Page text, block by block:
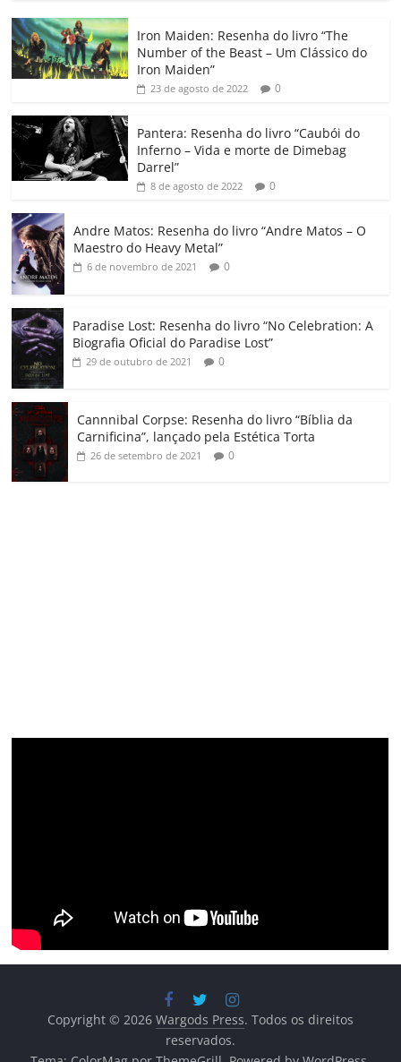
c
e
b
o
o
k
itt
er
at
s
A
p
e
dI
gl
e
Cl
a
ss
ro
o
p
y
Li
k
m
p
h
ar
Iron Maiden: Resenha do livro “The
Number of the Beast – Um Clássico do
Iron Maiden”
23 de agosto de 2022 0
Pantera: Resenha do livro “Caubói do
Inferno – Vida e morte de Dimebag
Darrel”
8 de agosto de 2022 0
Andre Matos: Resenha do livro “Andre Matos – O
Maestro do Heavy Metal”
6 de novembro de 2021 0
Paradise Lost: Resenha do livro “No Celebration: A
Biografia Oficial do Paradise Lost”
29 de outubro de 2021 0
Cannnibal Corpse: Resenha do livro “Bíblia da
Carnificina”, lançado pela Estética Torta
26 de setembro de 2021 0
Copyright © 2026 Wargods Press. Todos os direitos
reservados.